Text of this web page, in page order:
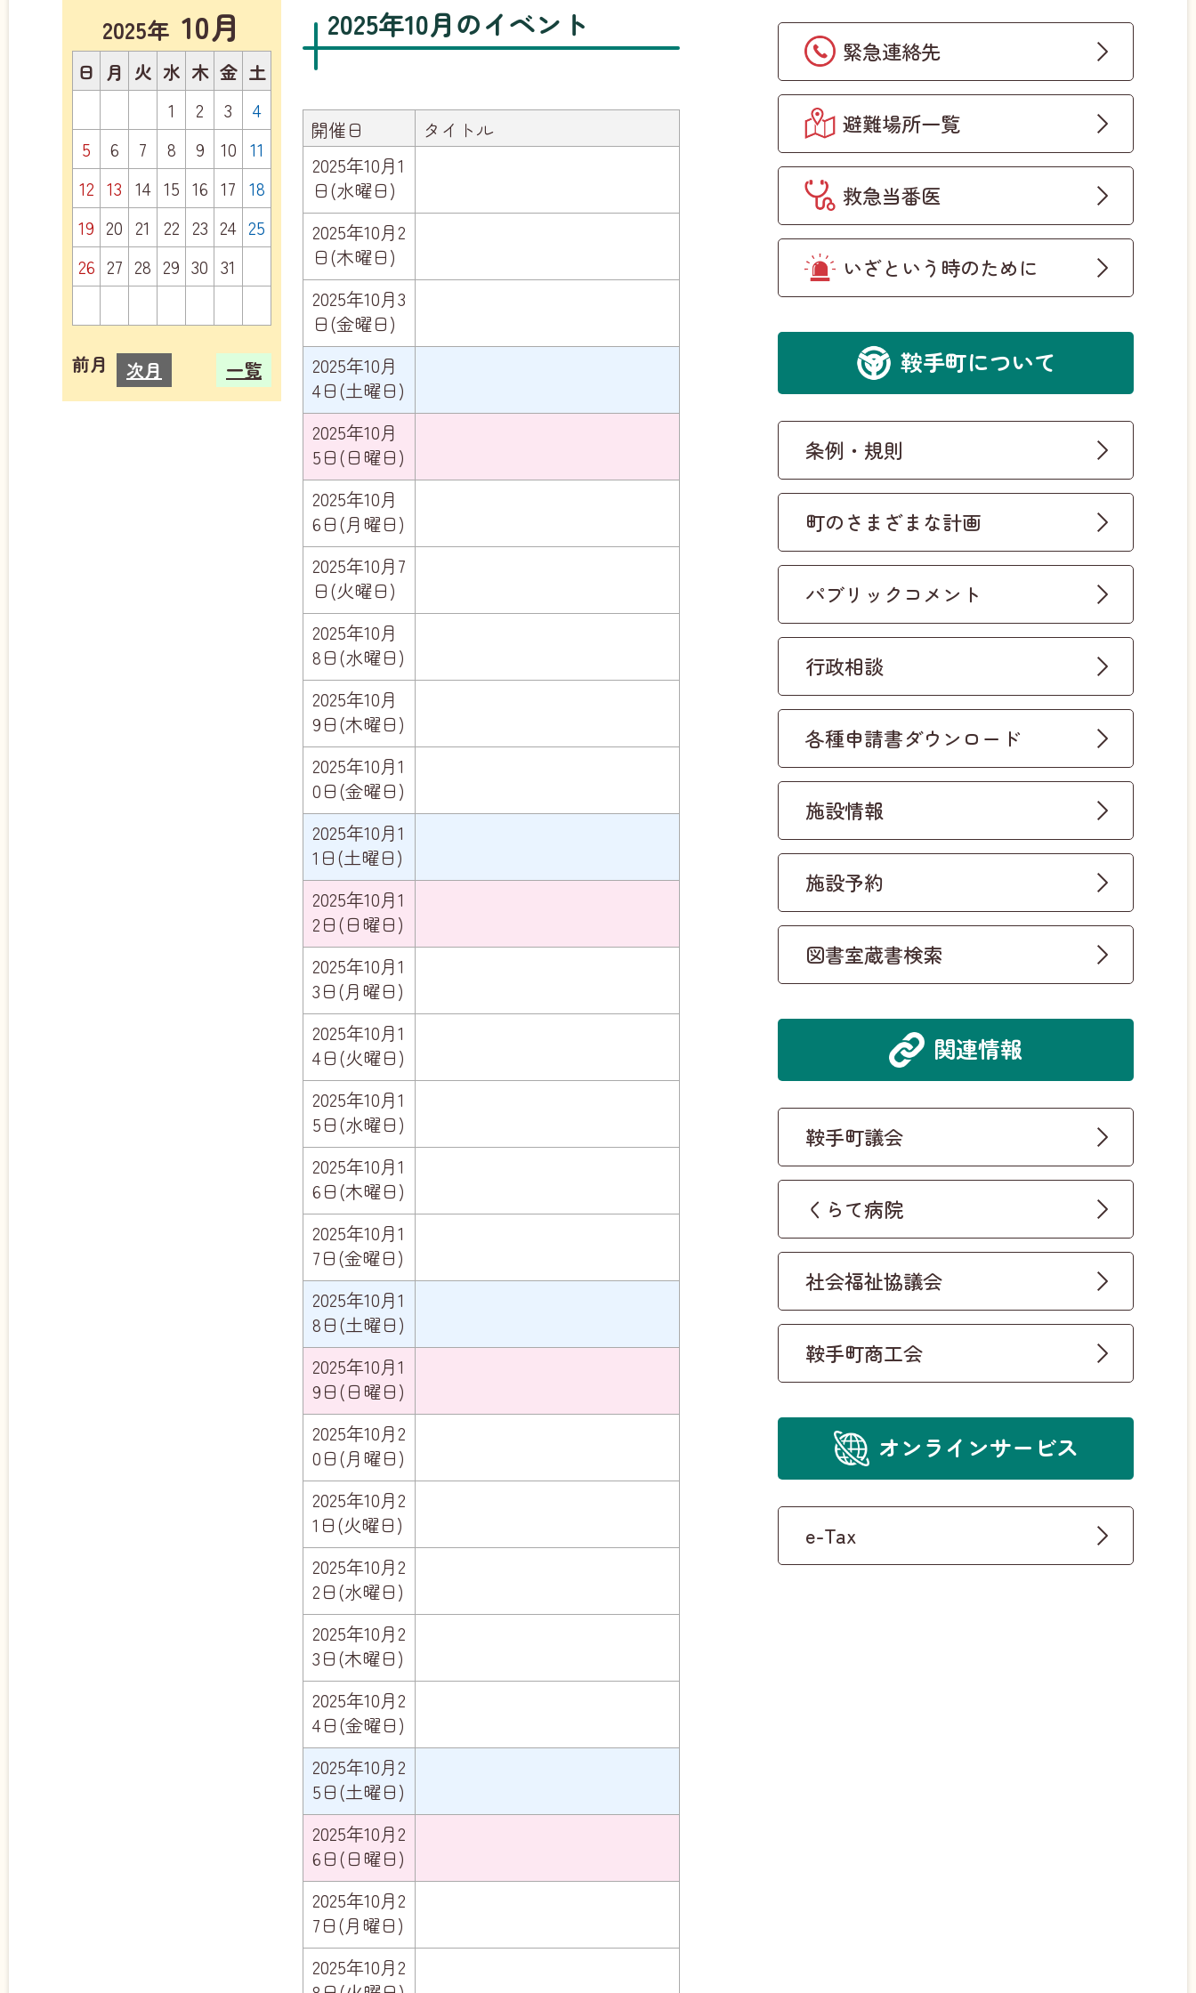
2025年 10月
日 月 火 水 木 金 土
1
2 3
4
5
6 7 8 9 10 11
12 13 14 15 16 17 18
19 20 21 22 23 24 25
26 27 28 29 30 31
前月 一覧
次月
2025年10月のイベント
開催日
タイトル
2025年10月1
日(水曜日)
2025年10月2
日(木曜日)
2025年10月3
日(金曜日)
2025年10月
4日(土曜日)
2025年10月
5日(日曜日)
2025年10月
6日(月曜日)
2025年10月7
日(火曜日)
2025年10月
8日(水曜日)
2025年10月
9日(木曜日)
2025年10月1
0日(金曜日)
2025年10月1
1日(土曜日)
2025年10月1
2日(日曜日)
2025年10月1
3日(月曜日)
2025年10月1
4日(火曜日)
2025年10月1
5日(水曜日)
2025年10月1
6日(木曜日)
2025年10月1
7日(金曜日)
2025年10月1
8日(土曜日)
2025年10月1
9日(日曜日)
2025年10月2
0日(月曜日)
2025年10月2
1日(火曜日)
2025年10月2
2日(水曜日)
2025年10月2
3日(木曜日)
2025年10月2
4日(金曜日)
2025年10月2
5日(土曜日)
2025年10月2
6日(日曜日)
2025年10月2
7日(月曜日)
2025年10月2
緊急連絡先
避難場所一覧
救急当番医
いざという時のために
鞍手町について
条例・規則
町のさまざまな計画
パブリックコメント
行政相談
各種申請書ダウンロード
施設情報
施設予約
図書室蔵書検索
関連情報
鞍手町議会
くらて病院
社会福祉協議会
鞍手町商工会
オンラインサービス
e-Tax